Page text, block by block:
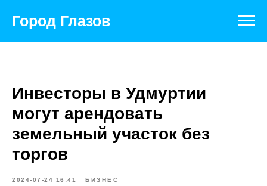
Город Глазов
Инвесторы в Удмуртии
могут арендовать
земельный участок без
торгов
2024-07-24 16:41 БИЗНЕС